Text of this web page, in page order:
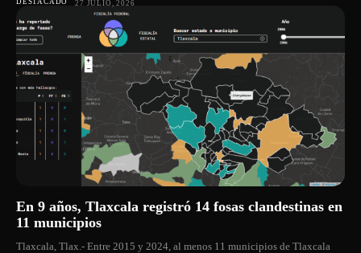
DESTACADO 27 JULIO, 2026
En 9 años, Tlaxcala registró 14 fosas clandestinas en
11 municipios
Tlaxcala, Tlax.- Entre 2015 y 2024, al menos 11 municipios de Tlaxcala